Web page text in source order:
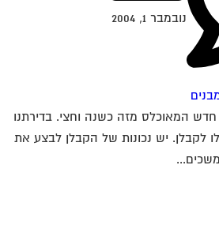
נובמבר 1, 2004
המאוכלס מזה כשנה וחצי. בדירתנו
לקבלן. יש נכונות של הקבלן לבצע את